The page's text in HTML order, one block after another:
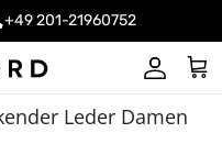
+49 201-21960752
Konto
Leder Damen